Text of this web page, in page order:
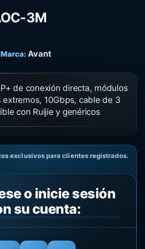
3M
Marca: Avant
de conexión directa, módulos
extremos, 10Gbps, cable de 3
con Ruijie y genéricos
exclusivos para clientes registrados.
o inicie sesión
su cuenta: